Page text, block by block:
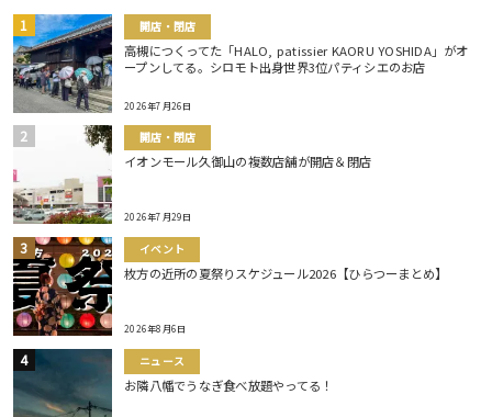
開店・閉店
高槻につくってた「HALO, patissier KAORU YOSHIDA」がオ
ープンしてる。シロモト出身世界3位パティシエのお店
2026年7月26日
開店・閉店
イオンモール久御山の複数店舗が開店＆閉店
2026年7月29日
イベント
枚方の近所の夏祭りスケジュール2026【ひらつーまとめ】
2026年8月6日
ニュース
お隣八幡でうなぎ食べ放題やってる！